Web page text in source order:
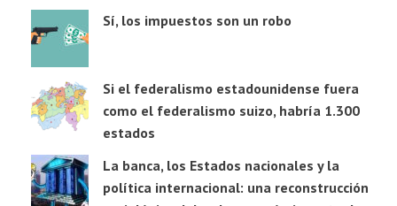
Sí, los impuestos son un robo
Si el federalismo estadounidense fuera
como el federalismo suizo, habría 1.300
estados
La banca, los Estados nacionales y la
política internacional: una reconstrucción